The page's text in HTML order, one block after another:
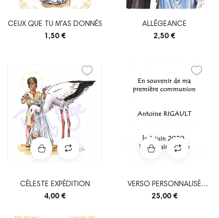
CEUX QUE TU M'AS DONNÉS
1,50 €
ALLÉGEANCE
2,50 €
CÉLESTE EXPÉDITION
4,00 €
VERSO PERSONNALISÉ
IMAGES
25,00 €